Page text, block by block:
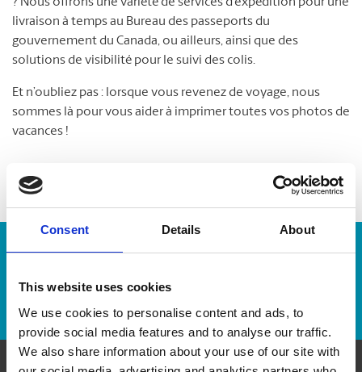
Consent Details About
This website uses cookies
We use cookies to personalise content and ads, to
provide social media features and to analyse our traffic.
We also share information about your use of our site with
livraison à temps au Bureau des passeports du
gouvernement du Canada, ou ailleurs, ainsi que des
solutions de visibilité pour le suivi des colis.
Et n’oubliez pas : lorsque vous revenez de voyage, nous
sommes là pour vous aider à imprimer toutes vos photos de
vacances !
Numéro de suivi :